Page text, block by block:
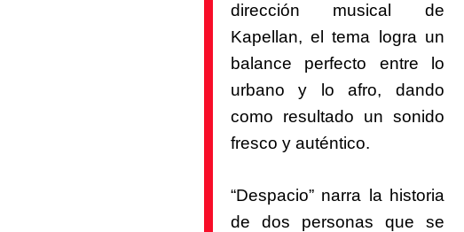
dirección musical de
Kapellan, el tema logra un
balance perfecto entre lo
urbano y lo afro, dando
como resultado un sonido
fresco y auténtico.
“Despacio” narra la historia
de dos personas que se